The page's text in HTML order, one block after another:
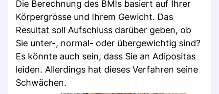
Die Berechnung des BMIs basiert auf Ihrer
Körpergrösse und Ihrem Gewicht. Das
Resultat soll Aufschluss darüber geben, ob
Sie unter-, normal- oder übergewichtig sind?
Es könnte auch sein, dass Sie an Adipositas
leiden. Allerdings hat dieses Verfahren seine
Schwächen.